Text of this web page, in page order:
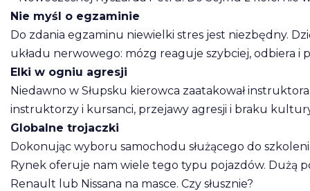
Nie myśl o egzaminie
Do zdania egzaminu niewielki stres jest niezbędny.
układu nerwowego: mózg reaguje szybciej, odbiera i
Elki w ogniu agresji
Niedawno w Słupsku kierowca zaatakował
instruktorzy i kursanci, przejawy agresji i braku
Globalne trojaczki
Dokonując wyboru samochodu służącego do
Rynek oferuje nam wiele tego typu pojazdów. Dużą
Renault lub Nissana na masce. Czy słusznie?